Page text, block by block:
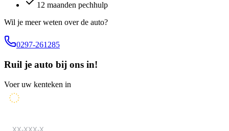
12 maanden pechhulp
Wil je meer weten over de auto?
0297-261285
Ruil je auto bij ons in!
Voer uw kenteken in